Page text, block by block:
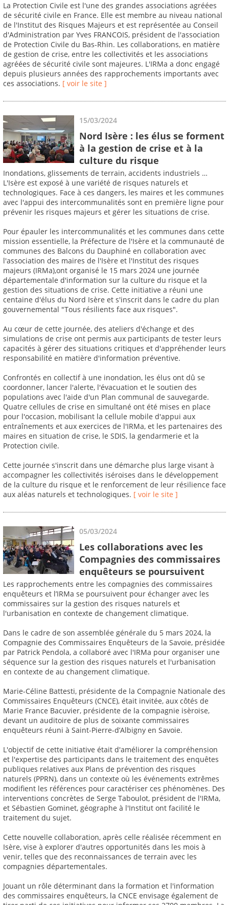
La Protection Civile est l'une des grandes associations agréées
de sécurité civile en France. Elle est membre au niveau national
de l'Institut des Risques Majeurs et est représentée au Conseil
d'Administration par Yves FRANCOIS, président de l'association
de Protection Civile du Bas-Rhin. Les collaborations, en matière
de gestion de crise, entre les collectivités et les associations
agréées de sécurité civile sont majeures. L'IRMa a donc engagé
depuis plusieurs années des rapprochements importants avec
ces associations. [ voir le site ]
15/03/2024
Nord Isère : les élus se forment
à la gestion de crise et à la
culture du risque
Inondations, glissements de terrain, accidents industriels …
L'Isère est exposé à une variété de risques naturels et
technologiques. Face à ces dangers, les maires et les communes
avec l'appui des intercommunalités sont en première ligne pour
prévenir les risques majeurs et gérer les situations de crise.
Pour épauler les intercommunalités et les communes dans cette
mission essentielle, la Préfecture de l'Isère et la communauté de
communes des Balcons du Dauphiné en collaboration avec
l'association des maires de l'Isère et l'Institut des risques
majeurs (IRMa),ont organisé le 15 mars 2024 une journée
départementale d'information sur la culture du risque et la
gestion des situations de crise. Cette initiative a réuni une
centaine d'élus du Nord Isère et s'inscrit dans le cadre du plan
gouvernemental "Tous résilients face aux risques".
Au cœur de cette journée, des ateliers d'échange et des
simulations de crise ont permis aux participants de tester leurs
capacités à gérer des situations critiques et d'appréhender leurs
responsabilité en matière d'information préventive.
Confrontés en collectif à une inondation, les élus ont dû se
coordonner, lancer l'alerte, l'évacuation et le soutien des
populations avec l'aide d'un Plan communal de sauvegarde.
Quatre cellules de crise en simultané ont été mises en place
pour l'occasion, mobilisant la cellule mobile d'appui aux
entraînements et aux exercices de l'IRMa, et les partenaires des
maires en situation de crise, le SDIS, la gendarmerie et la
Protection civile.
Cette journée s'inscrit dans une démarche plus large visant à
accompagner les collectivités iséroises dans le développement
de la culture du risque et le renforcement de leur résilience face
aux aléas naturels et technologiques. [ voir le site ]
05/03/2024
Les collaborations avec les
Compagnies des commissaires
enquêteurs se poursuivent
Les rapprochements entre les compagnies des commissaires
enquêteurs et l’IRMa se poursuivent pour échanger avec les
commissaires sur la gestion des risques naturels et
l'urbanisation en contexte de changement climatique.
Dans le cadre de son assemblée générale du 5 mars 2024, la
Compagnie des Commissaires Enquêteurs de la Savoie, présidée
par Patrick Pendola, a collaboré avec l'IRMa pour organiser une
séquence sur la gestion des risques naturels et l'urbanisation
en contexte de au changement climatique.
Marie-Céline Battesti, présidente de la Compagnie Nationale des
Commissaires Enquêteurs (CNCE), était invitée, aux côtés de
Marie France Bacuvier, présidente de la compagnie isèroise,
devant un auditoire de plus de soixante commissaires
enquêteurs réuni à Saint-Pierre-d’Albigny en Savoie.
L'objectif de cette initiative était d'améliorer la compréhension
et l'expertise des participants dans le traitement des enquêtes
publiques relatives aux Plans de prévention des risques
naturels (PPRN), dans un contexte où les événements extrêmes
modifient les références pour caractériser ces phénomènes. Des
interventions concrètes de Serge Taboulot, président de l'IRMa,
et Sébastien Gominet, géographe à l'Institut ont facilité le
traitement du sujet.
Cette nouvelle collaboration, après celle réalisée récemment en
Isère, vise à explorer d'autres opportunités dans les mois à
venir, telles que des reconnaissances de terrain avec les
compagnies départementales.
Jouant un rôle déterminant dans la formation et l'information
des commissaires enquêteurs, la CNCE envisage également de